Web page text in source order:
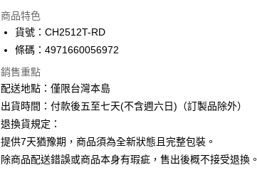
街口支付
悠遊付
ATM付款
運送方式
下單前請先詢問庫存
商品特色
貨號：CH2512T-RD
條碼：4971660056972
銷售重點
配送地點：僅限台灣本島
出貨時間：付款後五至七天(不含週六日)（訂製品除外）
退換貨規定：
提供7天猶豫期，商品須為全新狀態且完整包裝。
除商品配送錯誤或商品本身有瑕疵，售出後概不接受退換。